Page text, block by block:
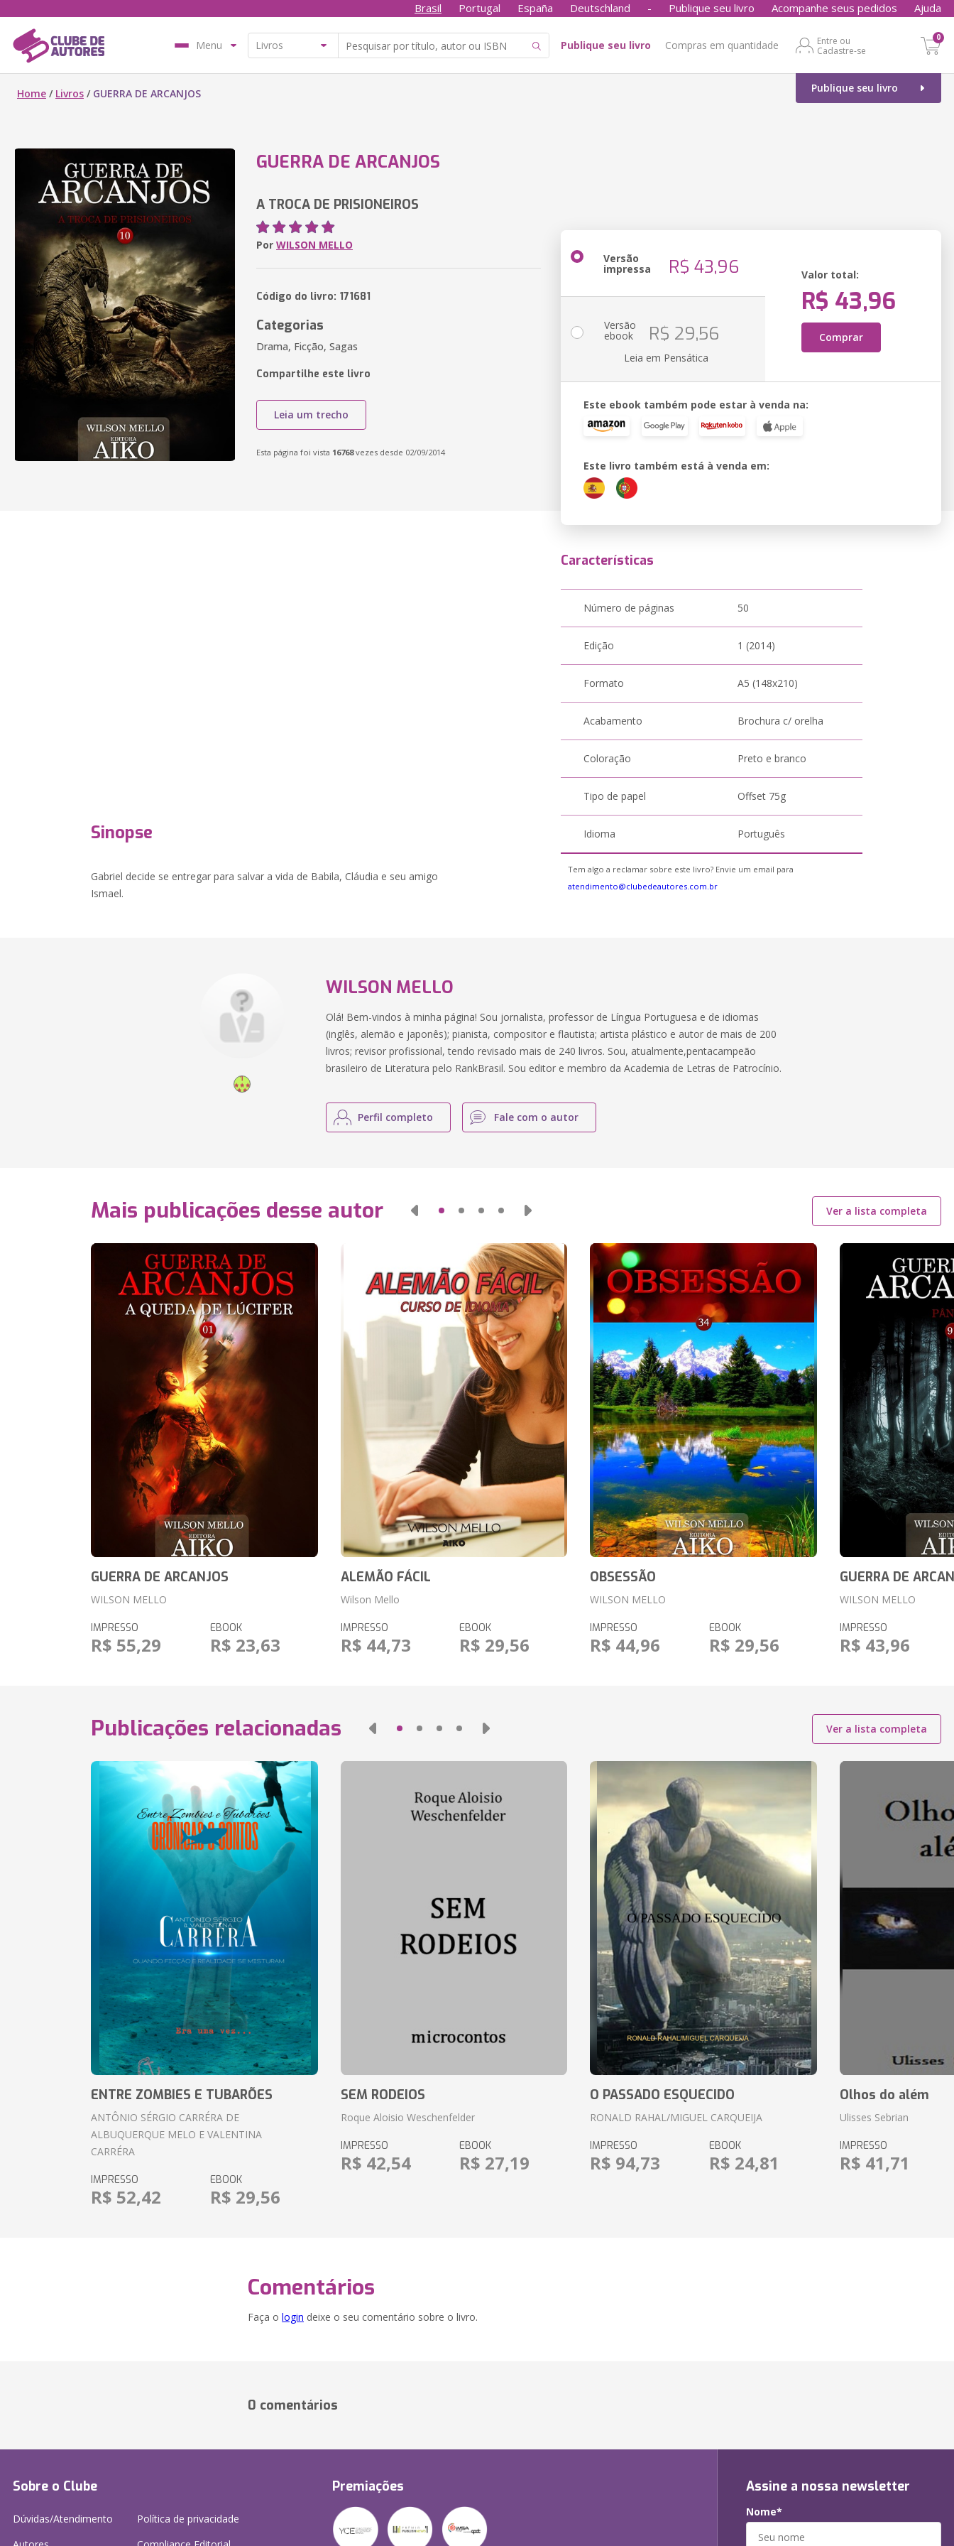
Brasil Portugal España Deutschland - Publique seu livro Acompanhe seus pedidos Ajuda
Menu Publique seu livro Compras em quantidade
Entre ou
Cadastre-se
0
Publique seu livro
Home / Livros / GUERRA DE ARCANJOS
GUERRA DE ARCANJOS
A TROCA DE PRISIONEIROS
Por WILSON MELLO
Código do livro: 171681
Categorias
Drama, Ficção, Sagas
Compartilhe este livro
Leia um trecho
Esta página foi vista 16768vezes desde 02/09/2014
Versão
impressa R$ 43,96 Valor total:
R$ 43,96
Comprar
Versão
ebook R$ 29,56
Leia em Pensática
Este ebook também pode estar à venda na:
Este livro também está à venda em:
Sinopse
Gabriel decide se entregar para salvar a vida de Babila, Cláudia e seu amigo
Ismael.
Características
Número de páginas 50
Edição 1 (2014)
Formato A5 (148x210)
Acabamento Brochura c/ orelha
Coloração Preto e branco
Tipo de papel Offset 75g
Idioma Português
Tem algo a reclamar sobre este livro? Envie um email para
atendimento@clubedeautores.com.br
WILSON MELLO
Olá! Bem-vindos à minha página! Sou jornalista, professor de Língua Portuguesa e de idiomas
(inglês, alemão e japonês); pianista, compositor e flautista; artista plástico e autor de mais de 200
livros; revisor profissional, tendo revisado mais de 240 livros. Sou, atualmente,pentacampeão
brasileiro de Literatura pelo RankBrasil. Sou editor e membro da Academia de Letras de Patrocínio.
Perfil completo Fale com o autor
Mais publicações desse autor Ver a lista completa
GUERRA DE ARCANJOS
WILSON MELLO
IMPRESSO
R$ 55,29
EBOOK
R$ 23,63
ALEMÃO FÁCIL
Wilson Mello
IMPRESSO
R$ 44,73
EBOOK
R$ 29,56
OBSESSÃO
WILSON MELLO
IMPRESSO
R$ 44,96
EBOOK
R$ 29,56
GUERRA DE
WILSON MELLO
IMPRESSO
R$ 43,96
Publicações relacionadas Ver a lista completa
ENTRE ZOMBIES E TUBARÕES
ANTÔNIO SÉRGIO CARRÉRA DE
ALBUQUERQUE MELO E VALENTINA
CARRÉRA
IMPRESSO
R$ 52,42
EBOOK
R$ 29,56
SEM RODEIOS
Roque Aloisio Weschenfelder
IMPRESSO
R$ 42,54
EBOOK
R$ 27,19
O PASSADO ESQUECIDO
RONALD RAHAL/MIGUEL CARQUEIJA
IMPRESSO
R$ 94,73
EBOOK
R$ 24,81
Olhos do além
Ulisses Sebrian
IMPRESSO
R$ 41,71
Comentários
Faça o login deixe o seu comentário sobre o livro.
0 comentários
Sobre o Clube
Dúvidas/Atendimento
Política de privacidade
Premiações Assine a nossa newsletter
Nome*